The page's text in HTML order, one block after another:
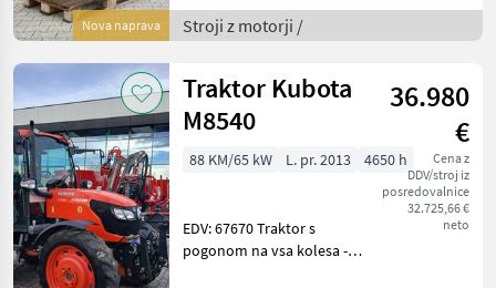
Nova naprava
veseljem predstavila
napravo/stroj in vas pro
Stroji z motorji /
Traktor Kubota
M8540
36.980
€
Cena z
DDV/stroj iz
posredovalnice
32.725,66 €
neto
88 KM/65 kW L. pr. 2013 4650 h
EDV: 67670 Traktor s
pogonom na vsa kolesa -